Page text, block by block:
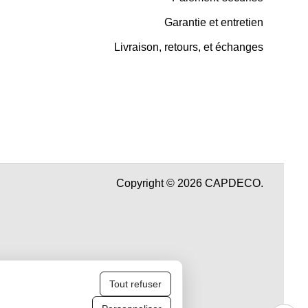
Garantie et entretien
Livraison, retours, et échanges
Copyright © 2026 CAPDECO.
Tout refuser